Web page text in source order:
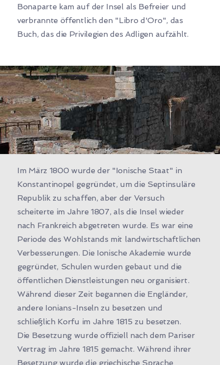
Bonaparte kam auf der Insel als Befreier und
verbrannte öffentlich den "Libro d'Oro", das
Buch, das die Privilegien des Adligen aufzählt.
Im März 1800 wurde der "Ionische Staat" in
Konstantinopel gegründet, um die Septinsuläre
Republik zu schaffen, aber der Versuch
scheiterte im Jahre 1807, als die Insel wieder
nach Frankreich abgetreten wurde. Es war eine
Periode des Wohlstands mit landwirtschaftlichen
Verbesserungen. Die Ionische Akademie wurde
gegründet, Schulen wurden gebaut und die
öffentlichen Dienstleistungen neu organisiert.
Während dieser Zeit begannen die Engländer,
andere Ionians-Inseln zu besetzen und
schließlich Korfu im Jahre 1815 zu besetzen.
Die Besetzung wurde offiziell nach dem Pariser
Vertrag im Jahre 1815 gemacht. Während ihrer
Besetzung wurde die griechische Sprache